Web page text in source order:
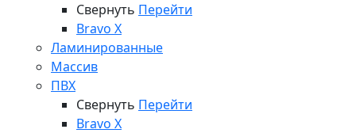
Свернуть Перейти
Bravo X
Ламинированные
Массив
ПВХ
Свернуть Перейти
Bravo X